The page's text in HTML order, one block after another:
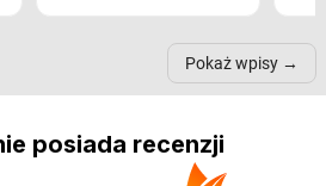
nich może przydać się w
Pokaż wpisy
posiada recenzji